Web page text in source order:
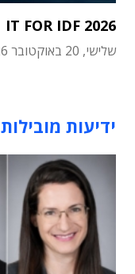
IT FOR IDF 2026
שלישי, 20 באוקטובר 2026
ידיעות מובילות